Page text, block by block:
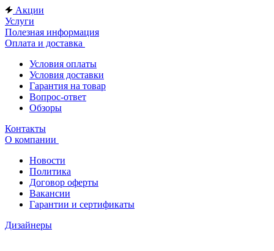
Акции
Услуги
Полезная информация
Оплата и доставка
Условия оплаты
Условия доставки
Гарантия на товар
Вопрос-ответ
Обзоры
Контакты
О компании
Новости
Политика
Договор оферты
Вакансии
Гарантии и сертификаты
Дизайнеры